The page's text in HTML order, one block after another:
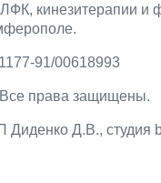
кинезитерапии и
91/00618993
права защищены.
Диденко Д.В., студия